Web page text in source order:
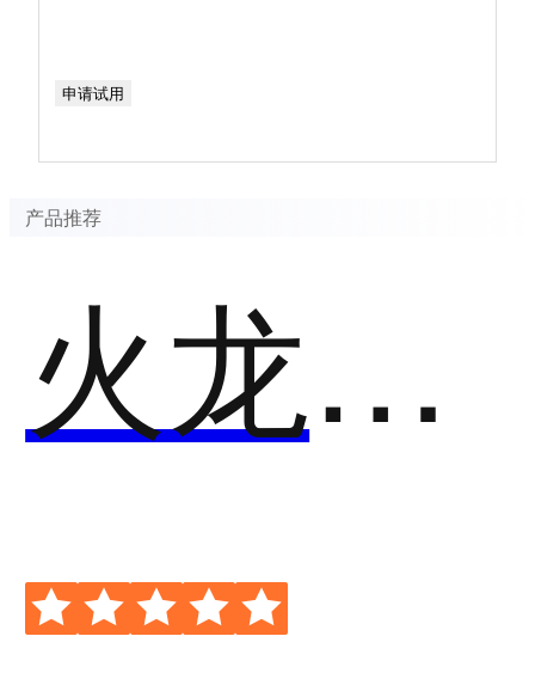
申请试用
产品推荐
火龙果写作